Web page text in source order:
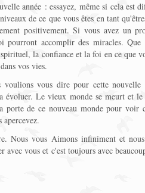
année : essayez, même si cela est
de ce que vous êtes en tant
positivement. Si vous avez un
accomplir des miracles.
la confiance et la foi en ce que
vos vies.
vous dire pour cette nouvelle
évoluer. Le vieux monde se meurt et le
porte de ce nouveau monde pour
Nous vous Aimons infiniment et
vous et c'est toujours avec